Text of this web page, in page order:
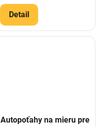
Detail
Autopoťahy na mieru pre